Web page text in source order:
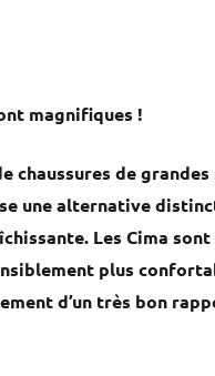
magnifiques !
chaussures de grandes
une alternative
Les Cima sont
plus
d’un très bon